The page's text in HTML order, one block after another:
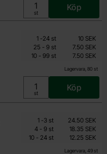
Enhet:
st
Köp
Lagervara, 80 st
Från
6 SEK
Inklusive 25% moms
Enhet:
st
Köp
Mängdrabatt
Pris /st
1 -till
24 st
10 SEK
25 - till
9 st
7.50 SEK
10 - till
99 st 7.50 SEK
Lagervara, 49 st
Från
9.80 SEK
Inklusive 25% moms
Mängdrabatt
Pris /st
1 -till
3 st
24.50 SEK
4 - till
9 st
18.35 SEK
10 - till
24 st 12.25 SEK